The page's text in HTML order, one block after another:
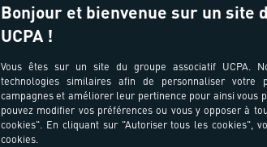
Bonjour et bienvenue sur un site
UCPA !
Vous êtes sur un site du groupe associatif UCPA.
technologies similaires afin de personnaliser votre
campagnes et améliorer leur pertinence pour ainsi vous
pouvez modifier vos préférences ou vous y opposer à
cookies". En cliquant sur "Autoriser tous les cookies",
cookies.